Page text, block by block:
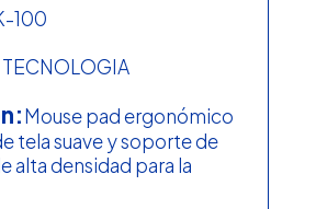
100
TECNOLOGIA
Mouse pad ergonómico
tela suave y soporte de
alta densidad para la